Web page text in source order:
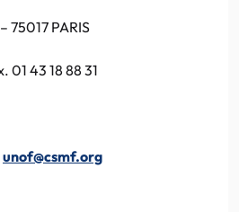
75017 PARIS
01 43 18 88 31
unof@csmf.org